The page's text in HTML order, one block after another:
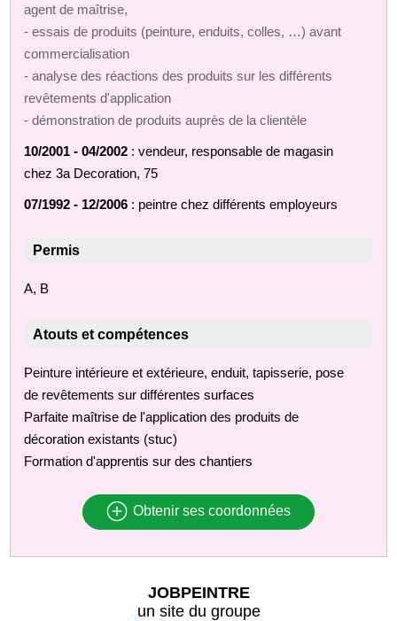
agent de maîtrise,
- essais de produits (peinture, enduits, colles, …) avant
commercialisation
- analyse des réactions des produits sur les différents
revêtements d'application
- démonstration de produits auprès de la clientèle
10/2001 - 04/2002 : vendeur, responsable de magasin
chez 3a Decoration, 75
07/1992 - 12/2006 : peintre chez différents employeurs
Permis
A, B
Atouts et compétences
Peinture intérieure et extérieure, enduit, tapisserie, pose
de revêtements sur différentes surfaces
Parfaite maîtrise de l'application des produits de
décoration existants (stuc)
Formation d'apprentis sur des chantiers
Obtenir ses coordonnées
JOBPEINTRE
un site du groupe